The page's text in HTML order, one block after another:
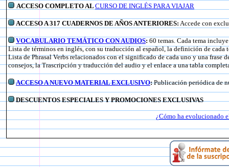
ACCESO COMPLETO AL CURSO DE INGLÉS PARA VIAJAR
ACCESO A 317 CUADERNOS DE AÑOS ANTERIORES: Accede con
VOCABULARIO TEMÁTICO CON AUDIOS: 60 temas. Cada tema
Lista de términos en inglés, con su traducción al español, la definición de
Lista de Phrasal Verbs relacionados con el significado de cada uno y una
consejos, la Trascripción y traducción del audio y el enlace a una tabla
ACCESO A NUEVO MATERIAL EXCLUSIVO:Publicación periódica de
DESCUENTOS ESPECIALES Y PROMOCIONES EXCLUSIVAS
¿Cómo ha evolucionado